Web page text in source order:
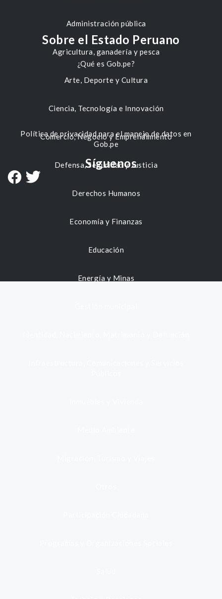
Administración pública
Agricultura, ganadería y pesca
Arte, Deporte y Cultura
Ciencia, Tecnología e Innovación
Comercio, Negocio y Emprendimiento
Defensa, Seguridad y Justicia
Derechos Humanos
Economía y Finanzas
Educación
Energía y Minas
Sobre el Estado Peruano
¿Qué es Gob.pe?
Política de privacidad para el manejo de datos en
Gob.pe
Síguenos